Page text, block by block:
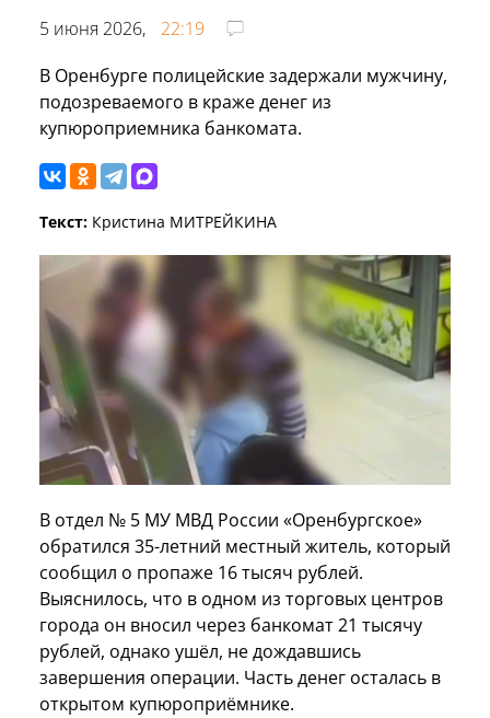
5 июня 2026,
22:19
В Оренбурге полицейские задержали мужчину,
подозреваемого в краже денег из
купюроприемника банкомата.
Текст: Кристина МИТРЕЙКИНА
В отдел № 5 МУ МВД России «Оренбургское»
обратился 35-летний местный житель, который
сообщил о пропаже 16 тысяч рублей.
Выяснилось, что в одном из торговых центров
города он вносил через банкомат 21 тысячу
рублей, однако ушёл, не дождавшись
завершения операции. Часть денег осталась в
открытом купюроприёмнике.